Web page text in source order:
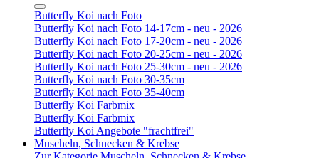
Butterfly Koi nach Foto
Butterfly Koi nach Foto 14-17cm - neu - 2026
Butterfly Koi nach Foto 17-20cm - neu - 2026
Butterfly Koi nach Foto 20-25cm - neu - 2026
Butterfly Koi nach Foto 25-30cm - neu - 2026
Butterfly Koi nach Foto 30-35cm
Butterfly Koi nach Foto 35-40cm
Butterfly Koi Farbmix
Butterfly Koi Farbmix
Butterfly Koi Angebote "frachtfrei"
Muscheln, Schnecken & Krebse